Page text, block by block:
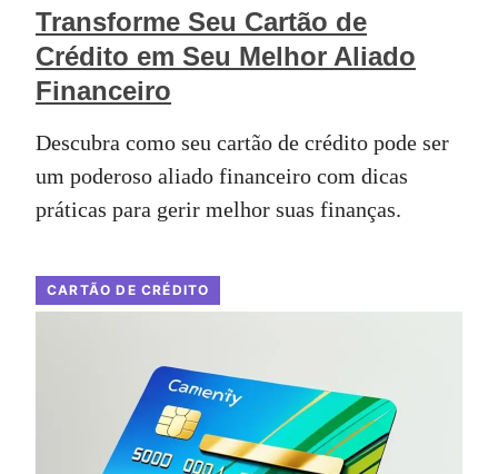
Transforme Seu Cartão de
Crédito em Seu Melhor Aliado
Financeiro
Descubra como seu cartão de crédito pode ser
um poderoso aliado financeiro com dicas
práticas para gerir melhor suas finanças.
CARTÃO DE CRÉDITO